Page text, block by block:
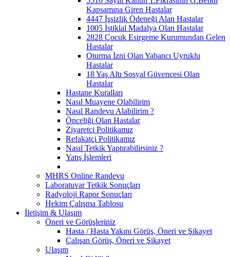
Kapsamına Giren Hastalar
4447 İşsizlik Ödeneği Alan Hastalar
1005 İstiklal Madalya Olan Hastalar
2828 Çocuk Esirgeme Kurumundan Gelen
Hastalar
Oturma İzni Olan Yabancı Uyruklu
Hastalar
18 Yaş Altı Sosyal Güvencesi Olan
Hastalar
Hastane Kuralları
Nasıl Muayene Olabilirim
Nasıl Randevu Alabilirim ?
Önceliği Olan Hastalar
Ziyaretçi Politikamız
Refakatçi Politikamız
Nasıl Tetkik Yaptırabilirsiniz ?
Yatış İşlemleri
MHRS Online Randevu
Laboratuvar Tetkik Sonuçları
Radyoloji Rapor Sonuçları
Hekim Çalışma Tablosu
İletişim & Ulaşım
Öneri ve Görüşleriniz
Hasta / Hasta Yakını Görüş, Öneri ve Şikayet
Çalışan Görüş, Öneri ve Şikayet
Ulaşım